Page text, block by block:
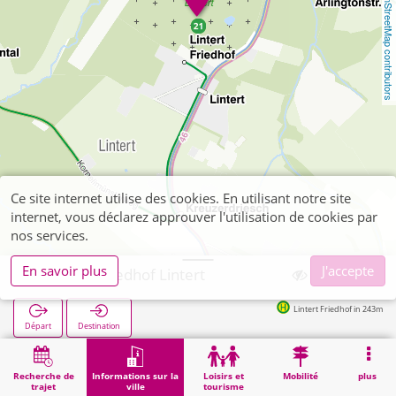
OpenStreetMap contributors
Recherche de
trajet
Informations sur la
ville
Loisirs et
tourisme
Mobilité plus
Aachen, Friedhof Lintert
Départ Destination
Lintert Friedhof in 243m
Démarrage Informations sur la ville Aachen, Friedhof Lintert
Ce site internet utilise des cookies. En utilisant notre site
internet, vous déclarez approuver l'utilisation de cookies par
nos services.
En savoir plus
J'accepte